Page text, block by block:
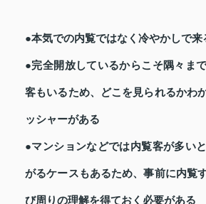
●本気での内覧ではなく冷やかしで
●完全開放しているからこそ隅々ま
客もいるため、どこを見られるかわ
ッシャーがある
●マンションなどでは内覧客が多い
がるケースもあるため、事前に内覧
び周りの理解を得ておく必要がある